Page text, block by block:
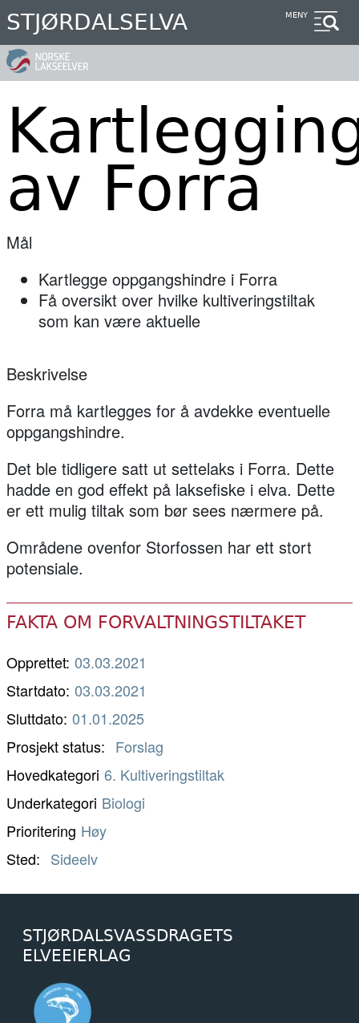
Hopp
til
hovedinnhold
STJØRDALSELVA MENY
av Forra
Mål
Kartlegge oppgangshindre i Forra
Få oversikt over hvilke kultiveringstiltak
som kan være aktuelle
Beskrivelse
Forra må kartlegges for å avdekke eventuelle
oppgangshindre.
Det ble tidligere satt ut settelaks i Forra. Dette
hadde en god effekt på laksefiske i elva. Dette
er ett mulig tiltak som bør sees nærmere på.
Områdene ovenfor Storfossen har ett stort
potensiale.
FAKTA OM FORVALTNINGSTILTAKET
Opprettet: 03.03.2021
Startdato: 03.03.2021
Sluttdato: 01.01.2025
Prosjekt status
Forslag
Hovedkategori 6. Kultiveringstiltak
Underkategori Biologi
Prioritering Høy
Sted
Sideelv
STJØRDALSVASSDRAGETS
ELVEEIERLAG